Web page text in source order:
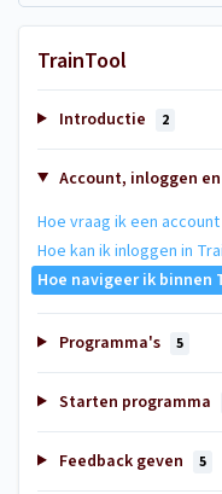
TrainTool
Introductie 2
Account, inloggen
Hoe vraag ik een account
Hoe kan ik inloggen in
Hoe navigeer ik binnen
Programma's 5
Starten programma
Feedback geven 5